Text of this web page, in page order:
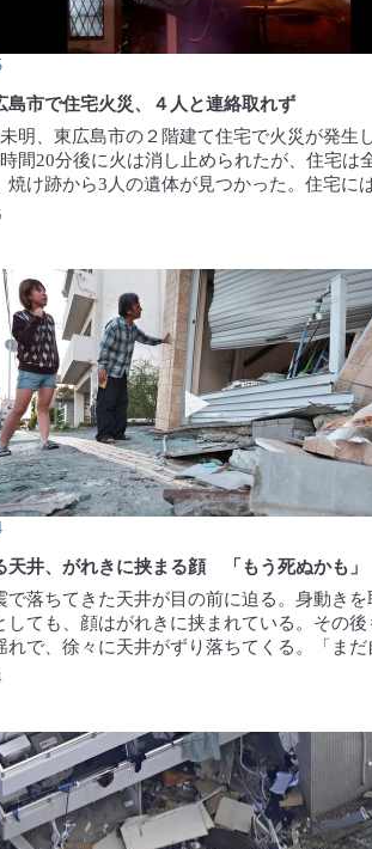
島市で住宅火災、４人と連絡取れず
明、東広島市の２階建て住宅で火災が発生し
間20分後に火は消し止められたが、住宅は
焼け跡から3人の遺体が見つかった。住宅に
らしていたが、いずれも連絡は取れていない
災 行方不明者多数 動画を再生 迫る天
で落ちてきた天井が目の前に迫る。身動きを
しても、顔はがれきに挟まれている。その後
れで、徐々に天井がずり落ちてくる。「まだ
きている。誰か、助け出してくれ」。熊本県
ナー」運行開始 大阪と世界遺産結ぶ
動画を再生 千葉・市